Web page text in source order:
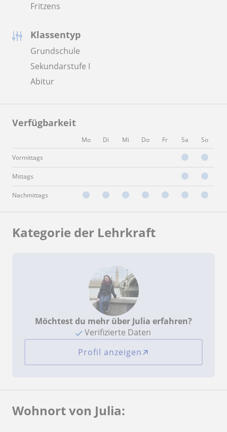
Fritzens
Klassentyp
Grundschule
Sekundarstufe I
Abitur
Verfügbarkeit
Mo Di Mi Do Fr Sa So
Vormittags
Mittags
Nachmittags
Kategorie der Lehrkraft
Möchtest du mehr über Julia erfahren?
Verifizierte Daten
Profil anzeigen
Wohnort von Julia: